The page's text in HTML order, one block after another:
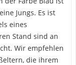
Jungs. Es ist
eines
Stand sind an
Wir empfehlen
die ihrem